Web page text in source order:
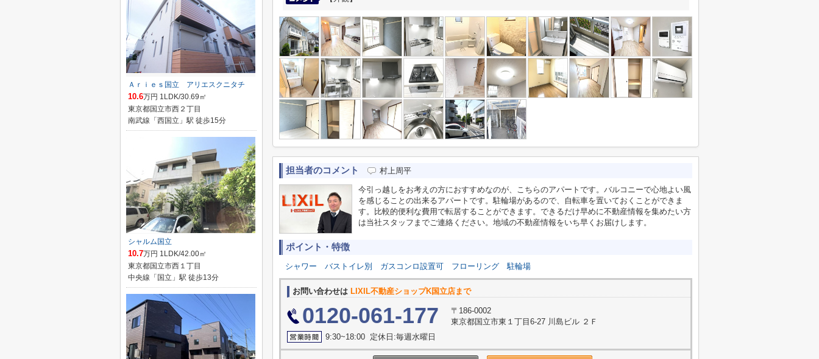
担当者のコメント 村上周平
今引っ越しをお考えの方におすすめなのが、こちらのアパートです。バルコニーで心地よい風
を感じることの出来るアパートです。駐輪場があるので、自転車を置いておくことができま
す。比較的便利な費用で転居することができます。できるだけ早めに不動産情報を集めたい方
は当社スタッフまでご連絡ください。地域の不動産情報をいち早くお届けします。
ポイント・特徴
シャワー バストイレ別 ガスコンロ設置可 フローリング 駐輪場
お問い合わせは LIXIL不動産ショップK国立店まで
0120-061-177
〒186-0002
東京都国立市東１丁目6-27 川島ビル ２Ｆ
9:30~18:00 定休日:毎週水曜日
Ａｒｉｅｓ国立 アリエスクニタチ
10.6万円 1LDK/30.69㎡
東京都国立市西２丁目
南武線「西国立」駅 徒歩15分
シャルム国立
10.7万円 1LDK/42.00㎡
東京都国立市西１丁目
中央線「国立」駅 徒歩13分